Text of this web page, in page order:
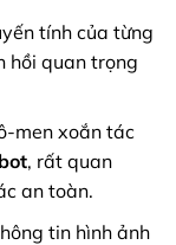
tính của từng
hồi quan trọng
men xoắn tác
, rất quan
an toàn.
tin hình ảnh